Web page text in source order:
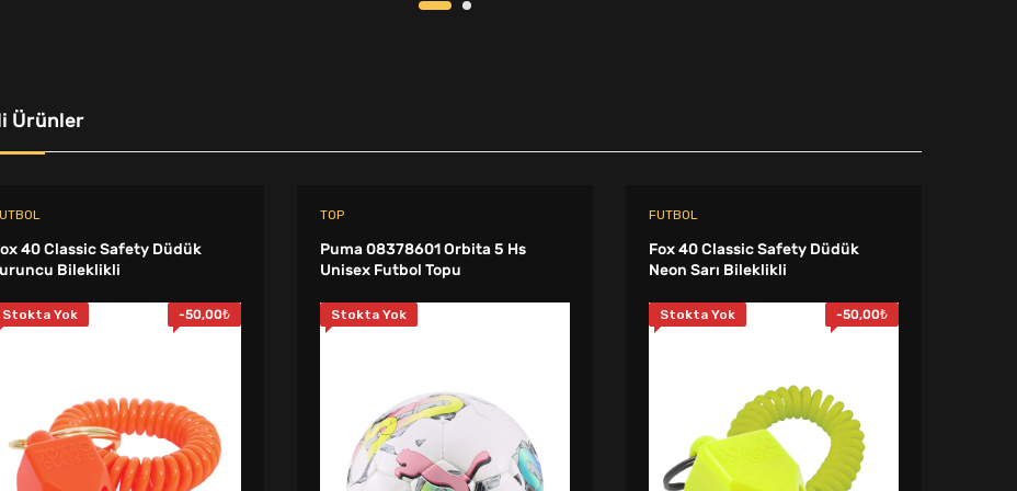
Ürünler
40 Classic Safety Düdük
Bileklikli
Stokta Yok -50,00₺
TOP
Puma 08378601 Orbita 5 Hs
Unisex Futbol Topu
Stokta Yok
FUTBOL
Fox 40 Classic Safety Düdük
Neon Sarı Bileklikli
Stokta Yok -50,00₺